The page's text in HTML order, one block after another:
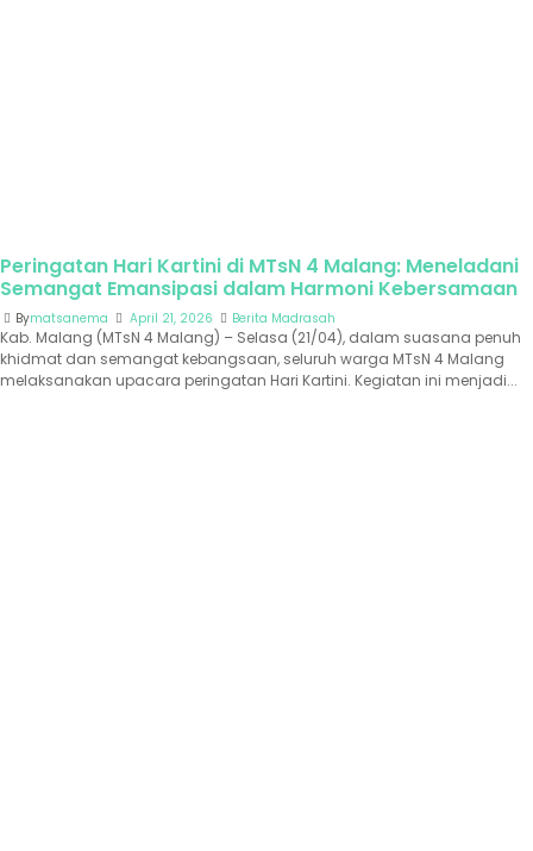
Peringatan Hari Kartini di MTsN 4 Malang: Meneladani
Semangat Emansipasi dalam Harmoni Kebersamaan
Bymatsanema April 21, 2026 Berita Madrasah
Kab. Malang (MTsN 4 Malang) – Selasa (21/04), dalam suasana penuh
khidmat dan semangat kebangsaan, seluruh warga MTsN 4 Malang
melaksanakan upacara peringatan Hari Kartini. Kegiatan ini menjadi...